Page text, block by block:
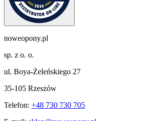
noweopony.pl
sp. z o. o.
ul. Boya-Żeleńskiego 27
35-105 Rzeszów
Telefon: +48 730 730 705